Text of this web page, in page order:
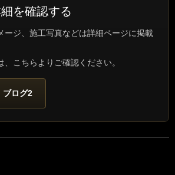
を確認する
ージ、施工写真などは詳細ページに掲載
、こちらよりご確認ください。
ブログ2